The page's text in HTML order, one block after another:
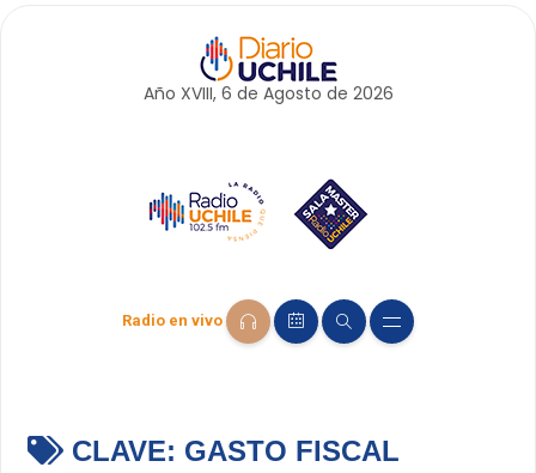
Año XVIII, 6 de Agosto de 2026
Radio en vivo
CLAVE: GASTO FISCAL